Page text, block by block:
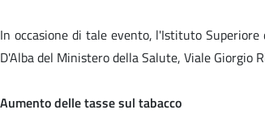
In occasione di tale evento, l'Istituto Superiore
D'Alba del Ministero della Salute, Viale Giorgio
Aumento delle tasse sul tabacco